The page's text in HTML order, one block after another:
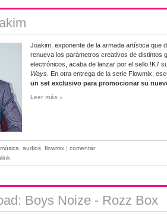
Joakim, exponente de la armada artística que
renueva los parámetros creativos de distintos
electrónicos, acaba de lanzar por el sello !K7
Ways . En otra entrega de la serie Flowmix,
un set exclusivo para promocionar su
Leer más »
música audios flowmix | comentar
Boys Noize - Rozz Box